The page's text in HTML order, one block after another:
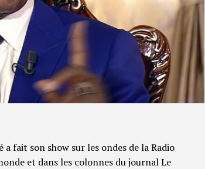
fait son show sur les ondes de la Radio
et dans les colonnes du journal Le